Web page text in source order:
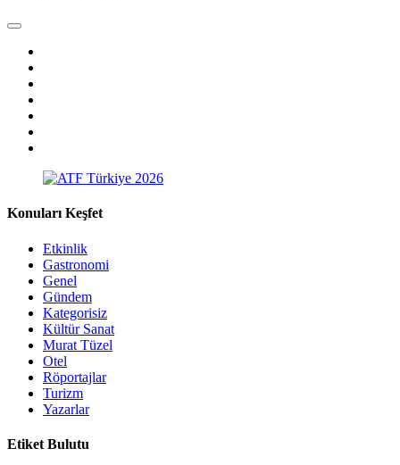
Konuları Keşfet
Etkinlik
Gastronomi
Genel
Gündem
Kategorisiz
Kültür Sanat
Murat Tüzel
Otel
Röportajlar
Turizm
Yazarlar
Etiket Bulutu